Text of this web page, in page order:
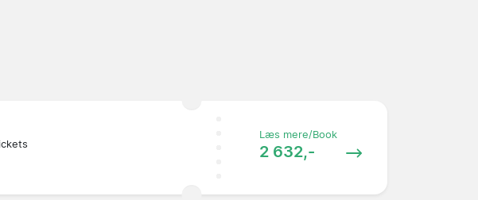
Læs mere/Book
2 632,-